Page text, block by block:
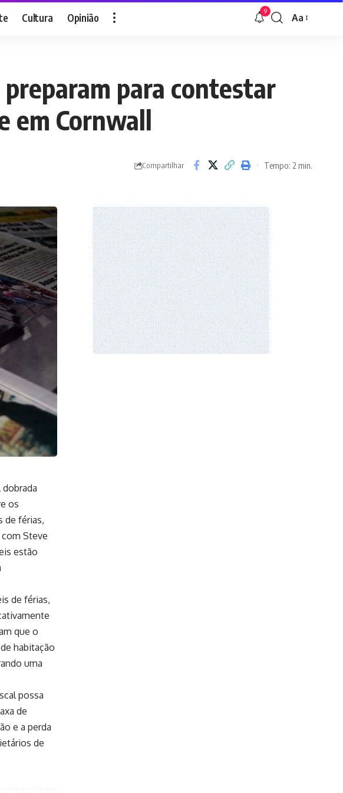
Cultura Opinião 9
Font
Aa
para contestar
em Cornwall
Compartilhar Tempo: 2 min.
os
de férias,
Steve
estão
de férias,
que o
habitação
uma
possa
de
e a perda
de